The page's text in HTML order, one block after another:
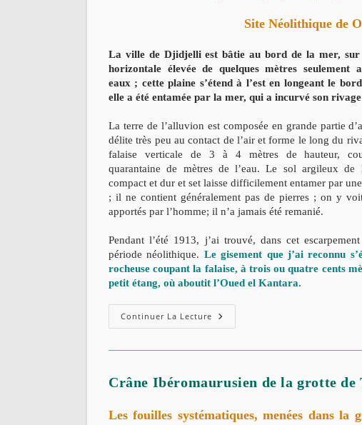
Site Néolithique de
La ville de Djidjelli est bâtie au bord de la mer, sur
horizontale élevée de quelques mètres seulement
eaux ; cette plaine s’étend à l’est en longeant le
elle a été entamée par la mer, qui a incurvé son
La terre de l’alluvion est composée en grande partie
délite très peu au contact de l’air et forme le long du
falaise verticale de 3 à 4 mètres de hauteur,
quarantaine de mètres de l’eau. Le sol argileux de
compact et dur et set laisse difficilement entamer par
; il ne contient généralement pas de pierres ; on y
apportés par l’homme; il n’a jamais été remanié.
Pendant l’été 1913, j’ai trouvé, dans cet
période néolithique. Le gisement que j’ai reconnu
rocheuse coupant la falaise, à trois ou quatre cents
petit étang, où aboutit l’Oued el Kantara.
Continuer La Lecture Station
Néolithique
Ch.
Crâne Ibéromaurusien de la grotte de
Les fouilles systématiques, menées dans la